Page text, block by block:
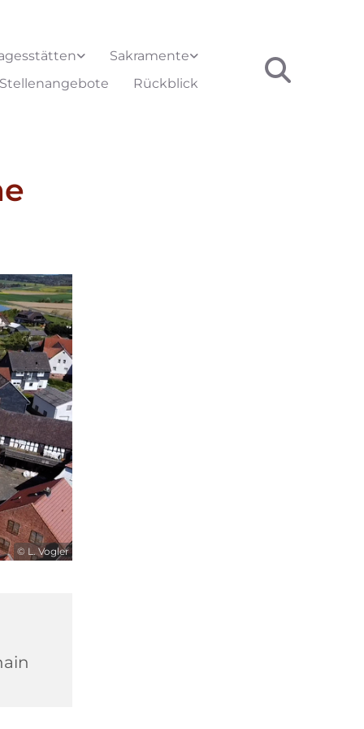
Sakramente
Rückblick
© L. Vogler